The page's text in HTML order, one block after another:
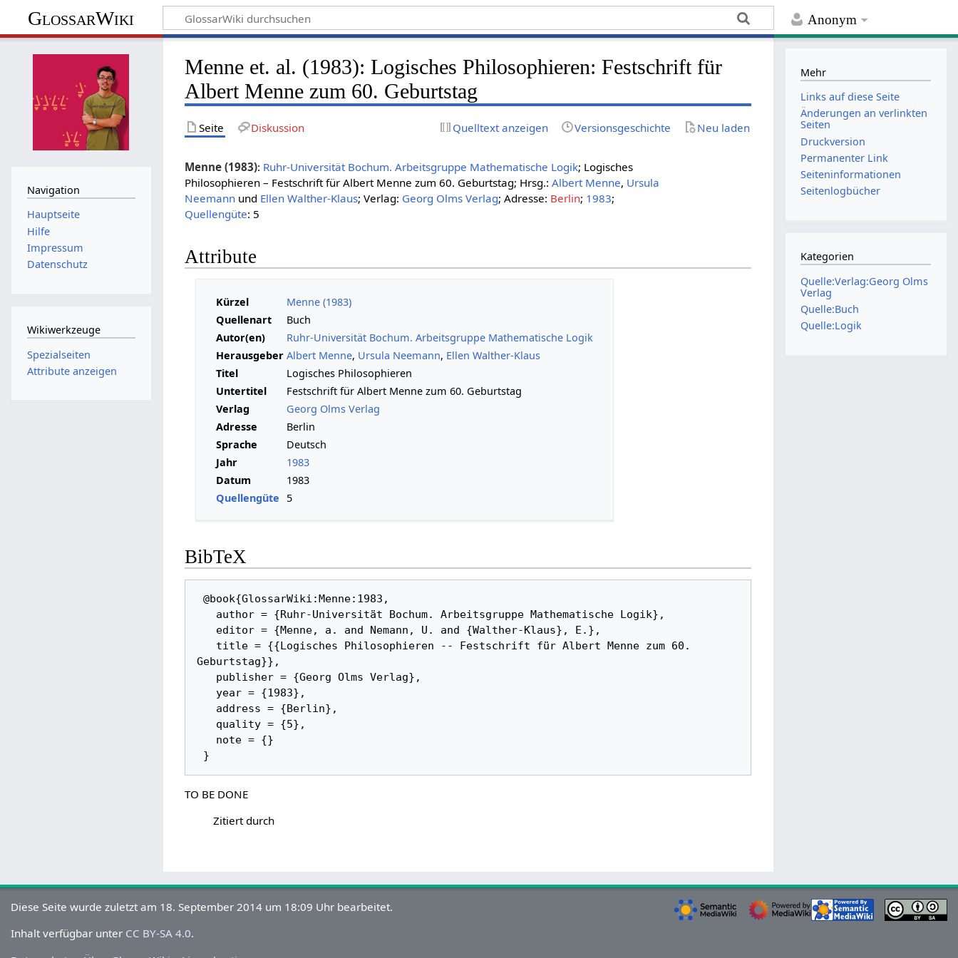
Anonym
GlossarWiki
Menne et. al. (1983): Logisches Philosophieren: Festschrift für
Albert Menne zum 60. Geburtstag
Seite Diskussion Quelltext anzeigen Versionsgeschichte Neu laden
Menne (1983): Ruhr-Universität Bochum. Arbeitsgruppe Mathematische Logik; Logisches
Philosophieren – Festschrift für Albert Menne zum 60. Geburtstag; Hrsg.:Albert Menne, Ursula
Neemann und Ellen Walther-Klaus; Verlag: Georg Olms Verlag; Adresse: Berlin; 1983;
Quellengüte: 5
Attribute
Kürzel
Menne (1983)
Quellenart
Buch
Autor(en)
Ruhr-Universität Bochum. Arbeitsgruppe Mathematische Logik
Herausgeber Albert Menne, Ursula Neemann, Ellen Walther-Klaus
Titel
Logisches Philosophieren
Untertitel
Festschrift für Albert Menne zum 60. Geburtstag
Verlag
Georg Olms Verlag
Adresse
Berlin
Sprache
Deutsch
Jahr
1983
Datum
1983
Quellengüte
5
BibTeX
Geburtstag}},
TO BE DONE
Zitiert durch
Navigation
Hauptseite
Hilfe
Impressum
Datenschutz
Wikiwerkzeuge
Spezialseiten
Attribute anzeigen
Mehr
Links auf diese Seite
Änderungen an verlinkten
Seiten
Druckversion
Permanenter Link
Seiten­­informationen
Seitenlogbücher
Kategorien
Quelle:Verlag:Georg Olms
Verlag
Quelle:Buch
Quelle:Logik
Diese Seite wurde zuletzt am 18. September 2014 um 18:09 Uhr bearbeitet.
Inhalt verfügbar unter CC BY-SA 4.0.